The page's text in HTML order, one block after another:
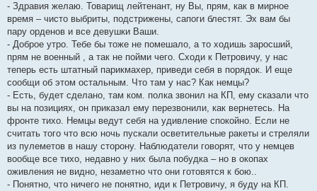
- Здравия желаю. Товарищ лейтенант, ну Вы, прям, как в мирное
время – чисто выбриты, подстрижены, сапоги блестят. Эх вам бы
пару орденов и все девушки Ваши.
- Доброе утро. Тебе бы тоже не помешало, а то ходишь заросший,
прям не военный , а так не пойми чего. Сходи к Петровичу, у нас
теперь есть штатный парикмахер, приведи себя в порядок. И еще
сообщи об этом остальным. Что там у нас? Как немцы?
- Есть, будет сделано, там ком. полка звонил на КП, ему сказали что
вы на позициях, он приказал ему перезвонили, как вернетесь. На
фронте тихо. Немцы ведут себя на удивление спокойно. Если не
считать того что всю ночь пускали осветительные ракеты и стреляли
из пулеметов в нашу сторону. Наблюдатели говорят, что у немцев
вообще все тихо, недавно у них была побудка – но в окопах
оживления не видно, незаметно что они готовятся к бою..
- Понятно, что ничего не понятно, иди к Петровичу, я буду на КП.